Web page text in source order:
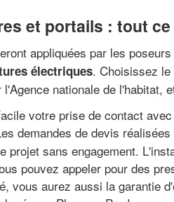
et portails : tout
appliquées par les
électriques. Choisissez
nationale de l'habitat,
votre prise de contact
demandes de devis
projet sans engagement.
pouvez appeler pour des
vous aurez aussi la garantie